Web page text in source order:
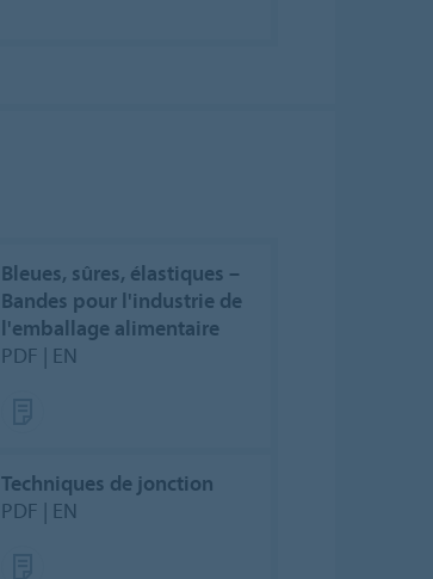
Bleues, sûres, élastiques –
Bandes pour l'industrie de
l'emballage alimentaire
PDF | EN
Techniques de jonction
PDF | EN